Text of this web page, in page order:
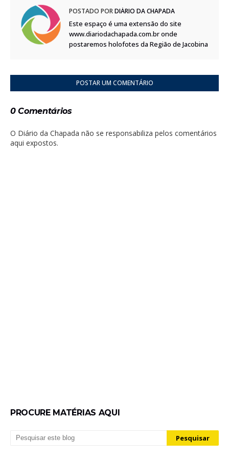
POSTADO PORDIÁRIO DA CHAPADA
Este espaço é uma extensão do site
www.diariodachapada.com.br onde
postaremos holofotes da Região de Jacobina
POSTAR UM COMENTÁRIO
0 Comentários
O Diário da Chapada não se responsabiliza pelos comentários
aqui expostos.
PROCURE MATÉRIAS AQUI